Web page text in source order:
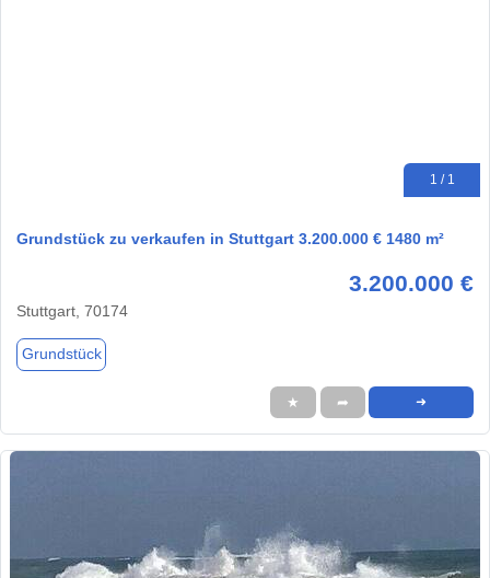
1 / 1
Grundstück zu verkaufen in Stuttgart 3.200.000 € 1480 m²
3.200.000 €
Stuttgart, 70174
Grundstück
★ ➦ ➜